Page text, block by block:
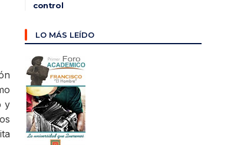
y
control
LO MÁS LEÍDO